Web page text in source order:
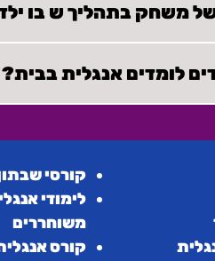
משחק בתהליך ש בו
לומדים אנגלית בבית?
קורסי
לימודי
משוחררים
קורס